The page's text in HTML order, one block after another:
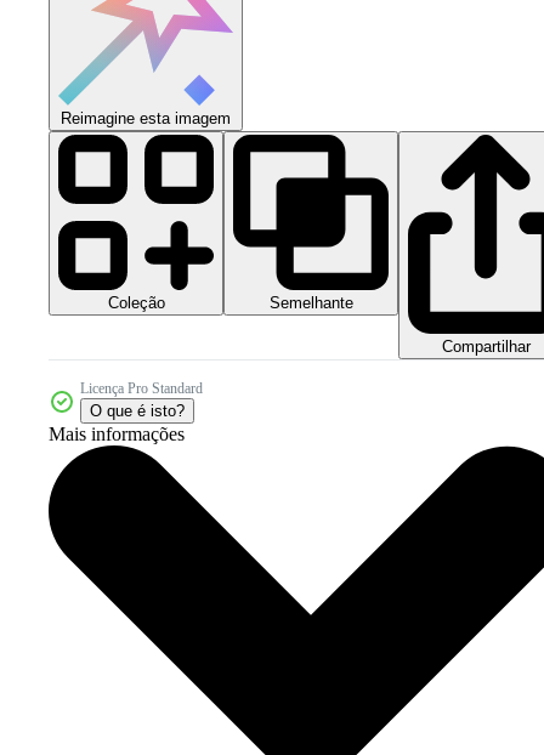
Reimagine esta imagem
Coleção Semelhante
Compartilhar
Licença Pro Standard
O que é isto?
Mais informações